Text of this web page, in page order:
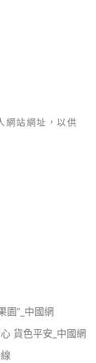
網站網址，以供
園”_中國網
貨色平安_中國網